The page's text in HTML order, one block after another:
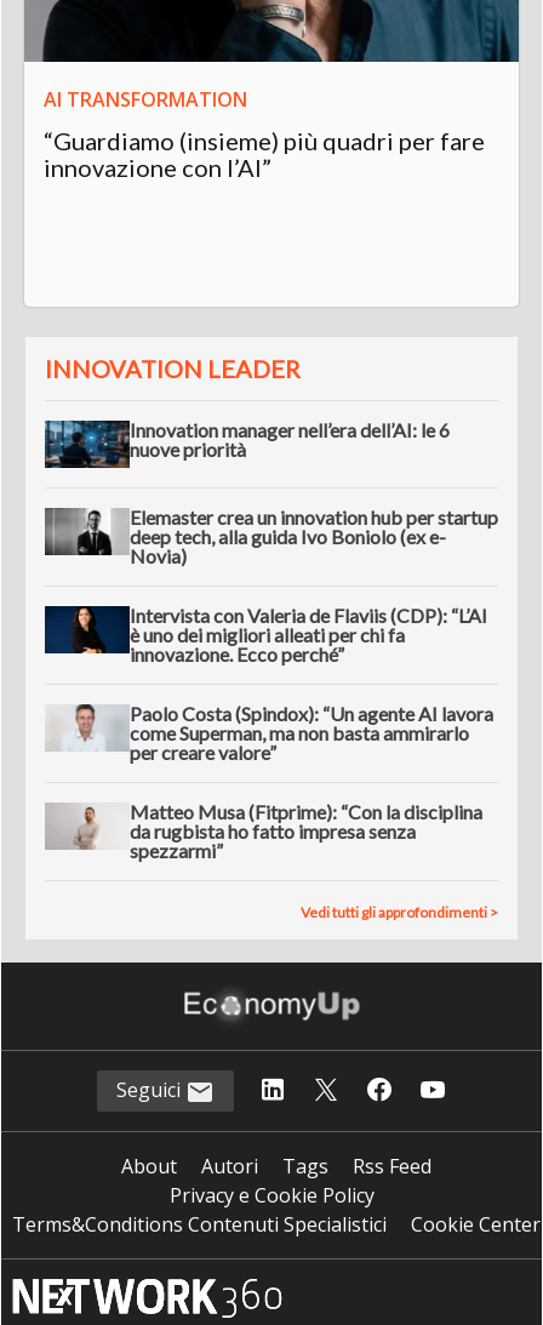
AI TRANSFORMATION
“Guardiamo (insieme) più quadri per fare
innovazione con l’AI”
INNOVATION LEADER
Innovation manager nell’era dell’AI: le 6
nuove priorità
Elemaster crea un innovation hub per startup
deep tech, alla guida Ivo Boniolo (ex e-
Novia)
Intervista con Valeria de Flaviis (CDP): “L’AI
è uno dei migliori alleati per chi fa
innovazione. Ecco perché”
Paolo Costa (Spindox): “Un agente AI lavora
come Superman, ma non basta ammirarlo
per creare valore”
Matteo Musa (Fitprime): “Con la disciplina
da rugbista ho fatto impresa senza
spezzarmi”
Vedi tutti gli approfondimenti >
Seguici
About Autori Tags
Rss Feed
Privacy e Cookie Policy
Terms&Conditions Contenuti Specialistici
Cookie Center